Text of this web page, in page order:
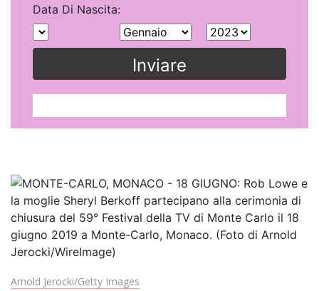
Data Di Nascita:
Inviare
Arnold Jerocki/Getty Images